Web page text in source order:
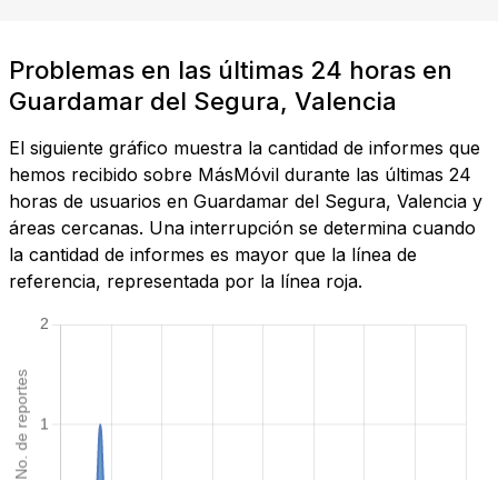
Problemas en las últimas 24 horas en
Guardamar del Segura, Valencia
El siguiente gráfico muestra la cantidad de informes que
hemos recibido sobre MásMóvil durante las últimas 24
horas de usuarios en Guardamar del Segura, Valencia y
áreas cercanas. Una interrupción se determina cuando
la cantidad de informes es mayor que la línea de
referencia, representada por la línea roja.